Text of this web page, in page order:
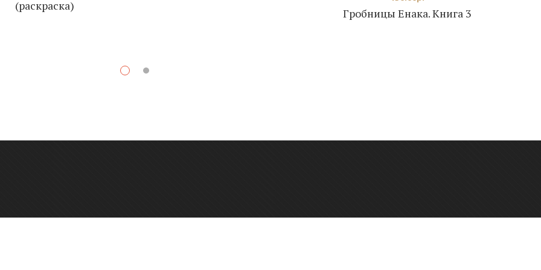
(раскраска)
Гробницы Енака. Книга 3